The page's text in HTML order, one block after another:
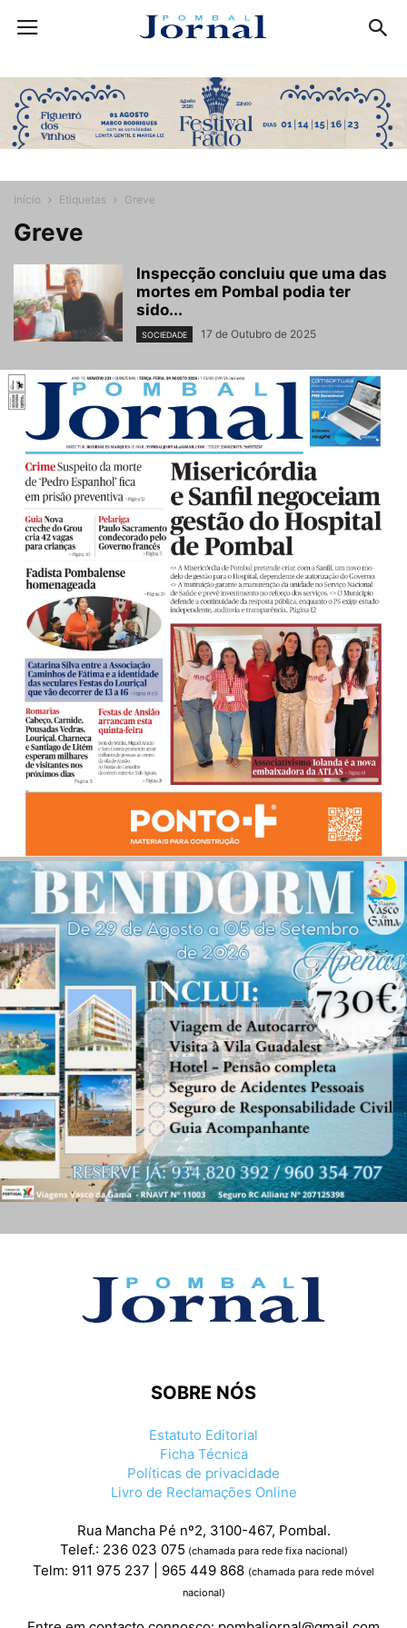
Início Etiquetas Greve
Greve
Inspecção concluiu que uma das
mortes em Pombal podia ter
sido...
SOCIEDADE 17 de Outubro de 2025
SOBRE NÓS
Estatuto Editorial
Ficha Técnica
Políticas de privacidade
Livro de Reclamações Online
Rua Mancha Pé nº2, 3100-467, Pombal.
Telef.: 236 023 075 (chamada para rede fixa nacional)
Telm: 911 975 237 | 965 449 868 (chamada para rede móvel
nacional)